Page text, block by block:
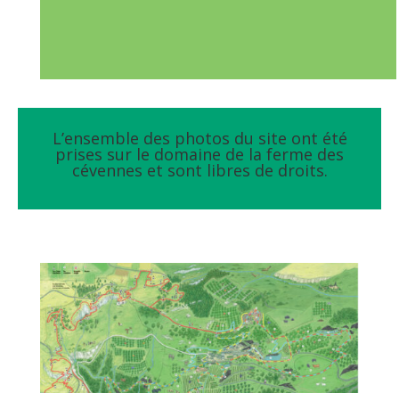
L’ensemble des photos du site ont été
prises sur le domaine de la ferme des
cévennes et sont libres de droits.